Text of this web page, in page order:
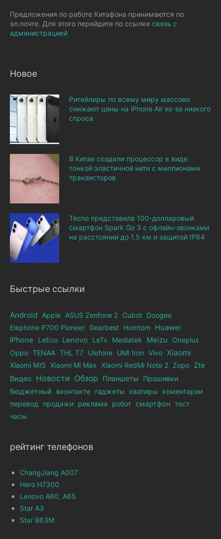
Предложения по работе Китафона принимаются по
эл.почте. Для этого перейдите по ссылке связь с
администрацией
Новое
Ритейлеры по всему миру массово
снижают цены на iPhone Air из-за низкого
спроса
В Китае создали процессор в виде
тонкой эластичной нити с миллионами
транзисторов
Tecno представила 100-долларовый
смартфон Spark Go 3 с офлайн-звонками
на расстоянии до 1,5 км и защитой IP64
Быстрые ссылки
Android Apple ASUS Zenfone 2 Cubot Doogee
Elephone Р700 Pioneer Gearbest Homtom
Huawei
iPhone
LeEco Lenovo LeTv Mediatek Meizu
Oneplus
Oppo TENAA THL T7 Ulefone UMI Iron Vivo Xiaomi
Xiaomi MI5 Xiaomi Mi Max Xiaomi RedMi Note 2 Zopo Zte
Видео Новости Обзор Планшеты
Прошивки
бюджетный
вконтакте гаджеты кватиры
коментарии
перевод
продажи реклама робот смартфон тест
часы
рейтинг телефонов
ChangJiang A007
Hero H7300
Lenovo A60, A65
Star A3
Star B63M